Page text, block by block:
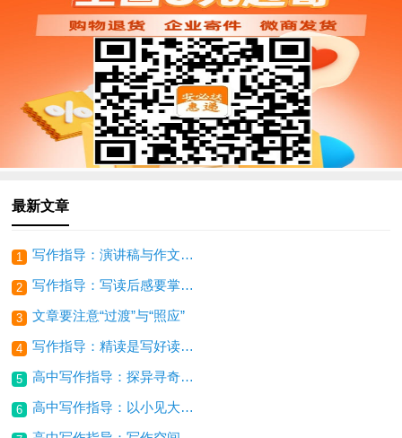
最新文章
1 写作指导：演讲稿与作文跟讲话稿的区别
2 写作指导：写读后感要掌握基本的方法
3 文章要注意“过渡”与“照应”
4 写作指导：精读是写好读后感的基础
5 高中写作指导：探异寻奇立意
6 高中写作指导：以小见大立意